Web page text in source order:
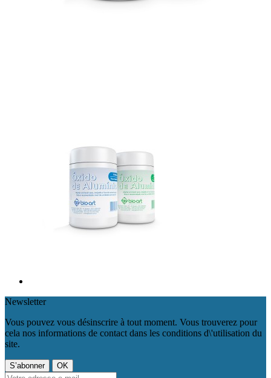
Newsletter
Vous pouvez vous désinscrire à tout moment. Vous trouverez pour
cela nos informations de contact dans les conditions d\'utilisation du
site.